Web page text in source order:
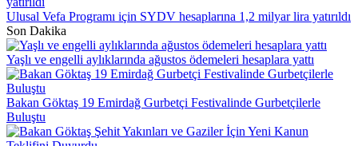
Ulusal Vefa Programı için SYDV hesaplarına 1,2 milyar lira yatırıldı
Son Dakika
Yaşlı ve engelli aylıklarında ağustos ödemeleri hesaplara yattı
Bakan Göktaş 19 Emirdağ Gurbetçi Festivalinde Gurbetçilerle
Buluştu